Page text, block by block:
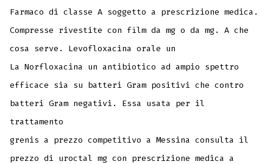
Farmaco di classe A soggetto a prescrizione medica.
Compresse rivestite con film da mg o da mg. A che
cosa serve. Levofloxacina orale un
La Norfloxacina un antibiotico ad ampio spettro
efficace sia su batteri Gram positivi che contro
batteri Gram negativi. Essa usata per il
trattamento
grenis a prezzo competitivo a Messina consulta il
prezzo di uroctal mg con prescrizione medica a